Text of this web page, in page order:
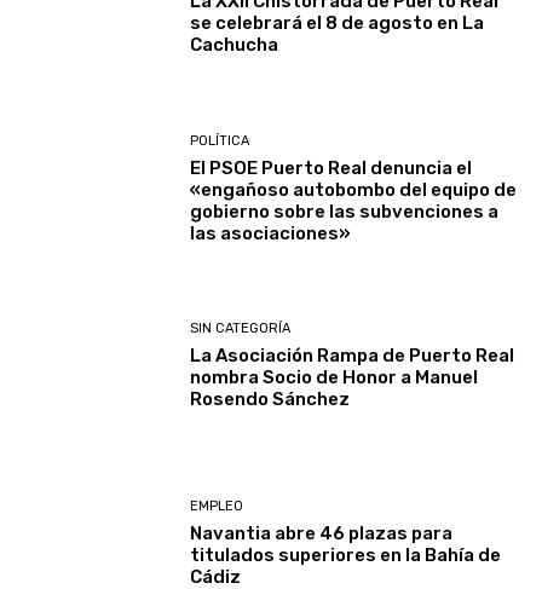
se celebrará el 8 de agosto en La
Cachucha
POLÍTICA
El PSOE Puerto Real denuncia el
«engañoso autobombo del equipo de
gobierno sobre las subvenciones a
las asociaciones»
SIN CATEGORÍA
La Asociación Rampa de Puerto Real
nombra Socio de Honor a Manuel
Rosendo Sánchez
EMPLEO
Navantia abre 46 plazas para
titulados superiores en la Bahía de
Cádiz